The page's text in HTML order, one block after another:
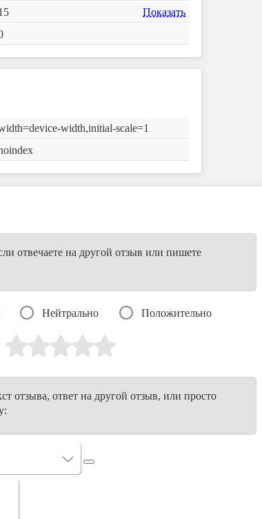
Показать
width,initial-scale=1
отвечаете на другой отзыв или пишете
Нейтрально Положительно
отзыва, ответ на другой отзыв, или просто